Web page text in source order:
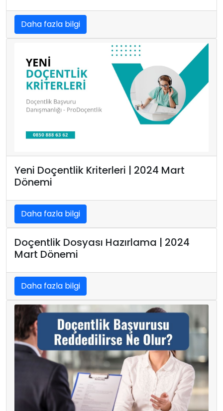
Daha fazla bilgi
Yeni Doçentlik Kriterleri | 2024 Mart
Dönemi
Daha fazla bilgi
Doçentlik Dosyası Hazırlama | 2024
Mart Dönemi
Daha fazla bilgi